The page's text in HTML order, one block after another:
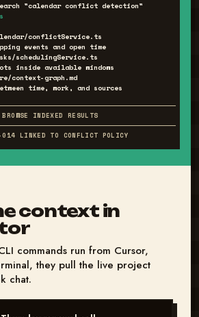
conflictService.ts
schedulingService.ts
context-graph.md
time, work, and sources
INDEXED RESULTS
014 LINKED TO CONFLICT POLICY
context in
commands run from Cursor,
they pull the live project
chat.